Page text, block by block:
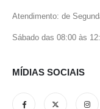
Atendimento: de
Sábado das 08:00 às
MÍDIAS SOCIAIS